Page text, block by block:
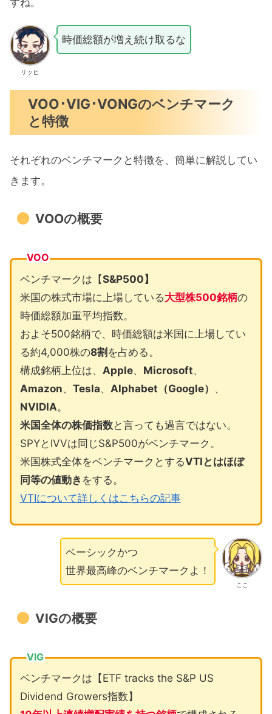
リッヒ
時価総額が増え続け取るな
VOO･VIG･VONGのベンチマーク
と特徴
それぞれのベンチマークと特徴を、簡単に解説してい
きます。
VOOの概要
VOO
ベンチマークは【S&P500】
米国の株式市場に上場している大型株500銘柄の
時価総額加重平均指数。
およそ500銘柄で、時価総額は米国に上場してい
る約4,000株の8割 を占める。
構成銘柄上位は、 Apple、 Microsoft、
Amazon、 Tesla、 Alphabet（Google） 、
NVIDIA。
米国全体の株価指数と言っても過言ではない。
SPYとIVVは同じS&P500がベンチマーク。
米国株式全体をベンチマークとするVTIとはほぼ
同等の値動き をする。
VTIについて詳しくはこちらの記事
ここ
ベーシックかつ
世界最高峰のベンチマークよ！
VIGの概要
VIG
ベンチマークは【ETF tracks the S&P US
Dividend Growers指数】